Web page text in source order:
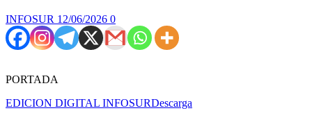
INFOSUR 12/06/2026 0
PORTADA
EDICION DIGITAL INFOSURDescarga